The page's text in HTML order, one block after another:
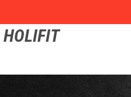
HOLIFIT